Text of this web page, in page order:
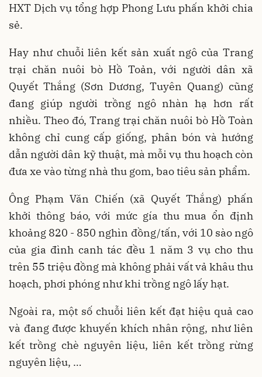
HXT Dịch vụ tổng hợp Phong Lưu phấn khởi chia
sẻ.
Hay như chuỗi liên kết sản xuất ngô của Trang
trại chăn nuôi bò Hồ Toản, với người dân xã
Quyết Thắng (Sơn Dương, Tuyên Quang) cũng
đang giúp người trồng ngô nhàn hạ hơn rất
nhiều. Theo đó, Trang trại chăn nuôi bò Hồ Toàn
không chỉ cung cấp giống, phân bón và hướng
dẫn người dân kỹ thuật, mà mỗi vụ thu hoạch còn
đưa xe vào từng nhà thu gom, bao tiêu sản phẩm.
Ông Phạm Văn Chiến (xã Quyết Thắng) phấn
khởi thông báo, với mức gía thu mua ổn định
khoảng 820 - 850 nghìn đồng/tấn, với 10 sào ngô
của gia đình canh tác đều 1 năm 3 vụ cho thu
trên 55 triệu đồng mà không phải vất vả khâu thu
hoạch, phơi phóng như khi trồng ngô lấy hạt.
Ngoài ra, một số chuỗi liên kết đạt hiệu quả cao
và đang được khuyến khích nhân rộng, như liên
kết trồng chè nguyên liệu, liên kết trồng rừng
nguyên liệu, …